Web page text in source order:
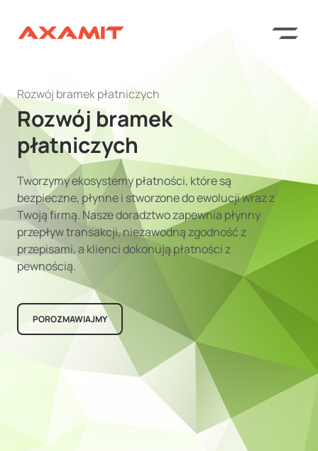
Rozwój bramek płatniczych
Rozwój bramek
płatniczych
Tworzymy ekosystemy płatności, które są
bezpieczne, płynne i stworzone do ewolucji wraz z
Twoją firmą. Nasze doradztwo zapewnia płynny
przepływ transakcji, niezawodną zgodność z
przepisami, a klienci dokonują płatności z
pewnością.
POROZMAWIAJMY